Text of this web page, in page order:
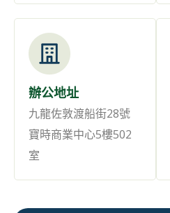
辦公地址
九龍佐敦渡船街28號
寶時商業中心5樓502
室